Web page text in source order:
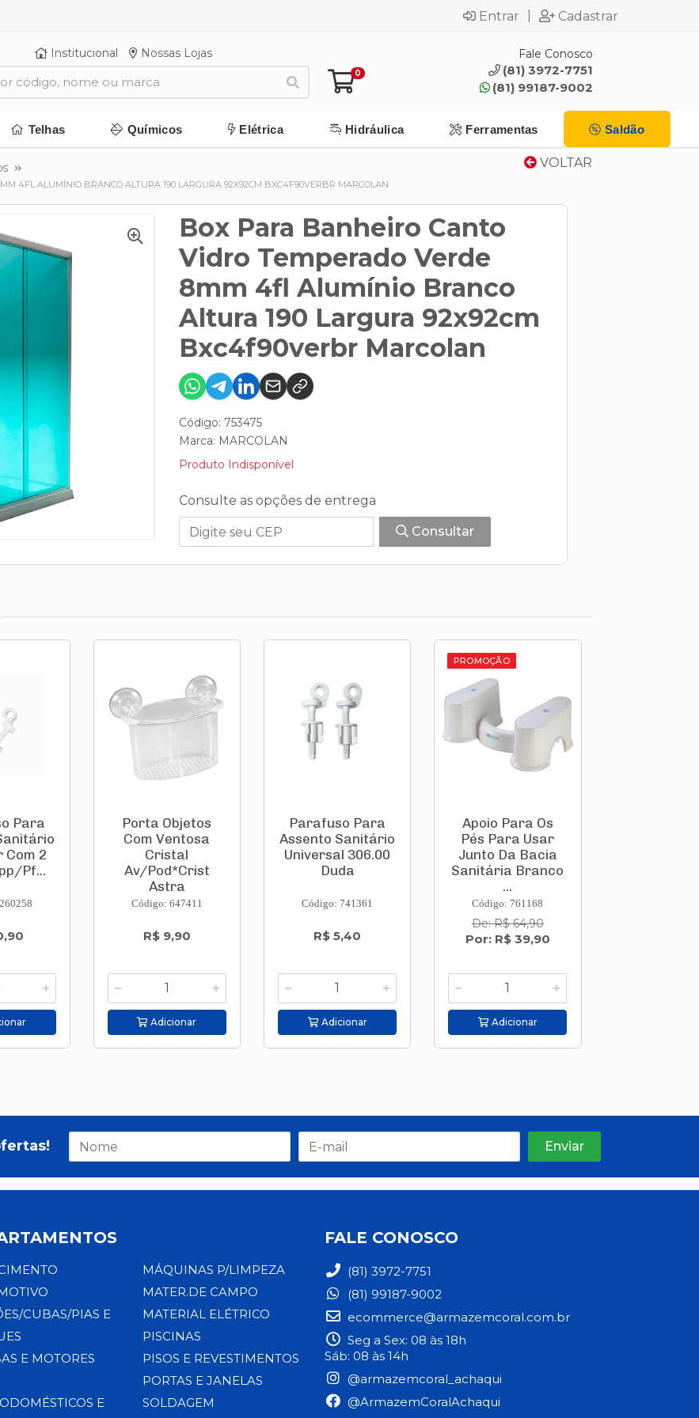
Entrar Cadastrar
Institucional Nossas Lojas
0
Fale Conosco
(81) 3972-7751
(81) 99187-9002
Telhas Químicos Elétrica Hidráulica Ferramentas Saldão
VOLTAR
4FL ALUMÍNIO BRANCO ALTURA 190 LARGURA 92X92CM BXC4F90VERBR MARCOLAN
Box Para Banheiro Canto
Vidro Temperado Verde
8mm 4fl Alumínio Branco
Altura 190 Largura 92x92cm
Bxc4f90verbr Marcolan
Código: 753475
Marca: MARCOLAN
Produto Indisponível
Consulte as opções de entrega
Consultar
Para
Com 2
Pf...
Porta Objetos
Com Ventosa
Cristal
Av/Pod*Crist
Astra
Código: 647411
R$ 9,90
Adicionar
Parafuso Para
Assento Sanitário
Universal 306.00
Duda
Código: 741361
R$ 5,40
Adicionar
PROMOÇÃO
Apoio Para Os
Pés Para Usar
Junto Da Bacia
Sanitária Branco
...
Código: 761168
De: R$ 64,90
Por: R$ 39,90
Adicionar
CUBAS/PIAS E
E MOTORES
E
MÁQUINAS P/LIMPEZA
MATER.DE CAMPO
MATERIAL ELÉTRICO
PISCINAS
PISOS E REVESTIMENTOS
PORTAS E JANELAS
SOLDAGEM
FALE CONOSCO
(81) 3972-7751
(81) 99187-9002
ecommerce@armazemcoral.com.br
Seg a Sex: 08 às 18h
Sáb: 08 às 14h
@armazemcoral_achaqui
@ArmazemCoralAchaqui